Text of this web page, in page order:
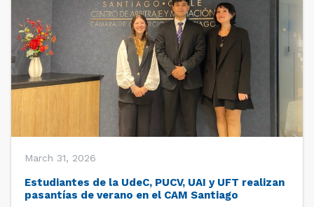
March 31, 2026
Estudiantes de la UdeC, PUCV, UAI y UFT realizan
pasantías de verano en el CAM Santiago